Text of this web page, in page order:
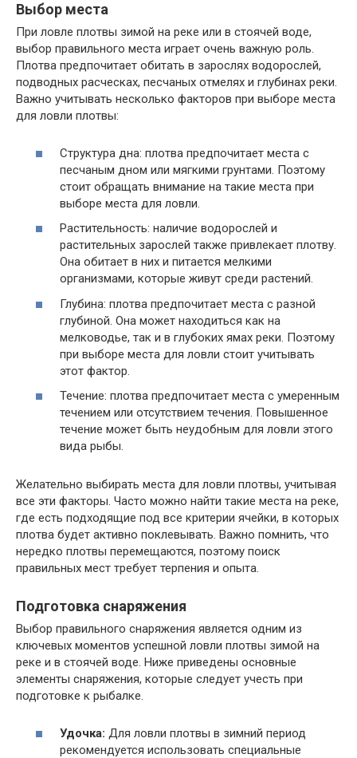
Выбор места
При ловле плотвы зимой на реке или в стоячей воде,
выбор правильного места играет очень важную роль.
Плотва предпочитает обитать в зарослях водорослей,
подводных расческах, песчаных отмелях и глубинах реки.
Важно учитывать несколько факторов при выборе места
для ловли плотвы:
Структура дна: плотва предпочитает места с
песчаным дном или мягкими грунтами. Поэтому
стоит обращать внимание на такие места при
выборе места для ловли.
Растительность: наличие водорослей и
растительных зарослей также привлекает плотву.
Она обитает в них и питается мелкими
организмами, которые живут среди растений.
Глубина: плотва предпочитает места с разной
глубиной. Она может находиться как на
мелководье, так и в глубоких ямах реки. Поэтому
при выборе места для ловли стоит учитывать
этот фактор.
Течение: плотва предпочитает места с умеренным
течением или отсутствием течения. Повышенное
течение может быть неудобным для ловли этого
вида рыбы.
Желательно выбирать места для ловли плотвы, учитывая
все эти факторы. Часто можно найти такие места на реке,
где есть подходящие под все критерии ячейки, в которых
плотва будет активно поклевывать. Важно помнить, что
нередко плотвы перемещаются, поэтому поиск
правильных мест требует терпения и опыта.
Подготовка снаряжения
Выбор правильного снаряжения является одним из
ключевых моментов успешной ловли плотвы зимой на
реке и в стоячей воде. Ниже приведены основные
элементы снаряжения, которые следует учесть при
подготовке к рыбалке.
Удочка: Для ловли плотвы в зимний период
рекомендуется использовать специальные